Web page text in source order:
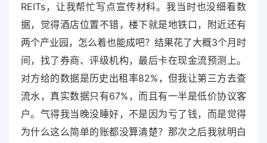
REITs，让我帮忙写点宣传材料。我当时也没细看数
据，觉得酒店位置不错，楼下就是地铁口，附近还有
两个产业园，怎么着也能成吧？结果花了大概3个月时
间，找了券商、评级机构，最后卡在现金流预测上。
对方给的数据是历史出租率82%，但我让第三方去查
流水，真实数据只有67%，而且有一半是低价协议客
户。气得我当晚没睡好，不是因为亏了钱，而是觉得
为什么这么简单的账都没算清楚？那次之后我就明白